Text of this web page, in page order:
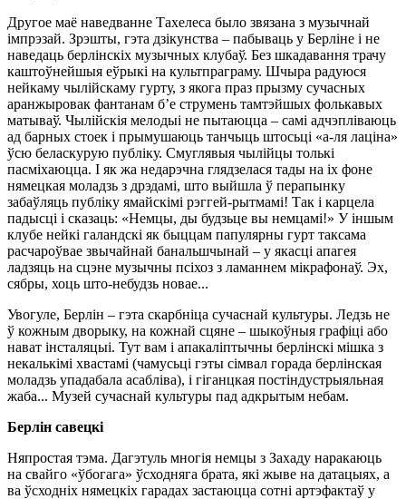
Другое маё наведванне Тахелеса было звязана з музычнай
імпрэзай. Зрэшты, гэта дзікунства – пабываць у Берліне і не
наведаць берлінскіх музычных клубаў. Без шкадавання трачу
каштоўнейшыя еўрыкі на культпраграму. Шчыра радуюся
нейкаму чылійскаму гурту, з якога праз прызму сучасных
аранжыровак фантанам б’е струмень тамтэйшых фолькавых
матываў. Чылійскія мелодыі не пытаюцца – самі адчэпліваюць
ад барных стоек і прымушаюць танчыць штосьці «а-ля лаціна»
ўсю беласкурую публіку. Смуглявыя чылійцы толькі
пасміхаюцца. І як жа недарэчна глядзелася тады на іх фоне
нямецкая моладзь з дрэдамі, што выйшла ў перапынку
забаўляць публіку ямайскімі рэггей-рытмамі! Так і карцела
падысці і сказаць: «Немцы, ды будзьце вы немцамі!» У іншым
клубе нейкі галандскі як быццам папулярны гурт таксама
расчароўвае звычайнай банальшчынай – у якасці апагея
ладзяць на сцэне музычны псіхоз з ламаннем мікрафонаў. Эх,
сябры, хоць што-небудзь новае...
Увогуле, Берлін – гэта скарбніца сучаснай культуры. Ледзь не
ў кожным дворыку, на кожнай сцяне – шыкоўныя графіці або
нават інсталяцыі. Тут вам і апакаліптычны берлінскі мішка з
некалькімі хвастамі (чамусьці гэты сімвал горада берлінская
моладзь упадабала асабліва), і гіганцкая постіндустрыяльная
жаба... Музей сучаснай культуры пад адкрытым небам.
Берлін савецкі
Няпростая тэма. Дагэтуль многія немцы з Захаду наракаюць
на свайго «ўбогага» ўсходняга брата, які жыве на датацыях, а
ва ўсходніх нямецкіх гарадах застаюцца сотні артэфактаў у